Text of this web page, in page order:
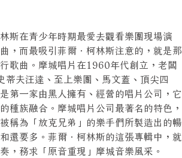
斯在青少年時期最愛去觀看樂團現場演
，而最吸引菲爾．柯林斯注意的，就是那
歌曲。摩城唱片在1960年代創立，老闆
蒂夫汪達、至上樂團、馬文蓋、頂尖四
第一家由黑人擁有、經營的唱片公司，它
種族融合。摩城唱片公司最著名的特色，
稱為「放克兄弟」的樂手們所製造出的暢
還要多。菲爾．柯林斯的這張專輯中，就
，務求「原音重現」摩城音樂風采。